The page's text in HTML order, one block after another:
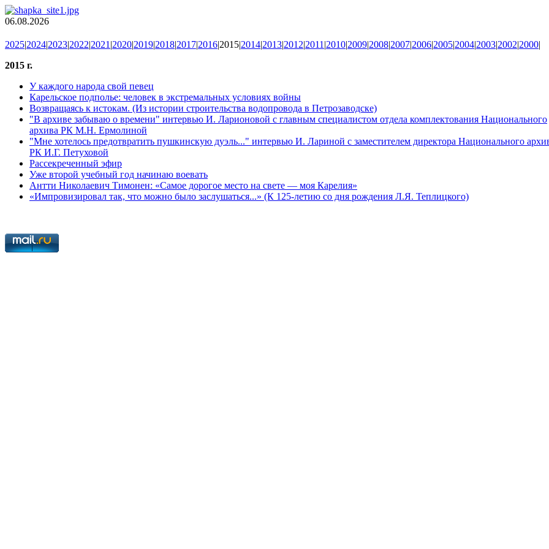
06.08.2026
2025|2024|2023|2022|2021 |2020|2019|2018|2017|2016|2015|2014|2013|2012|2011 |2010|2009|2008|2007|2006|2005|2004|2003|2002|2000|
2015 г.
У каждого народа свой певец
Карельское подполье: человек в экстремальных условиях войны
Возвращаясь к истокам. (Из истории строительства водопровода в Петрозаводске)
"В архиве забываю о времени" интервью И. Ларионовой с главным специалистом отдела комплектования Национального
архива РК М.Н. Ермолиной
"Мне хотелось предотвратить пушкинскую дуэль..." интервью И. Лариной с заместителем директора Национального
РК И.Г. Петуховой
Рассекреченный эфир
Уже второй учебный год начинаю воевать
Антти Николаевич Тимонен: «Самое дорогое место на свете — моя Карелия»
«Импровизировал так, что можно было заслушаться...» (К 125-летию со дня рождения Л.Я. Теплицкого)